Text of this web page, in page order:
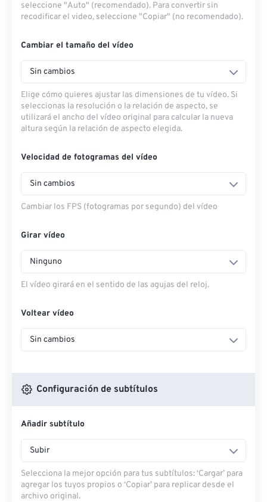
seleccione "Auto" (recomendado). Para convertir sin
recodificar el video, seleccione "Copiar" (no recomendado).
Cambiar el tamaño del vídeo
Sin cambios
Elige cómo quieres ajustar las dimensiones de tu vídeo. Si
seleccionas la resolución o la relación de aspecto, se
utilizará el ancho del vídeo original para calcular la nueva
altura según la relación de aspecto elegida.
Velocidad de fotogramas del vídeo
Sin cambios
Cambiar los FPS (fotogramas por segundo) del vídeo
Girar vídeo
Ninguno
El vídeo girará en el sentido de las agujas del reloj.
Voltear vídeo
Sin cambios
Configuración de subtítulos
Añadir subtítulo
Subir
Selecciona la mejor opción para tus subtítulos: ‘Cargar’ para
agregar los tuyos propios o ‘Copiar’ para replicar desde el
archivo original.